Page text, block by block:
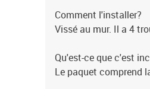
Comment l'installer?
Vissé au mur. Il a 4
Qu'est-ce que c'est
Le paquet comprend